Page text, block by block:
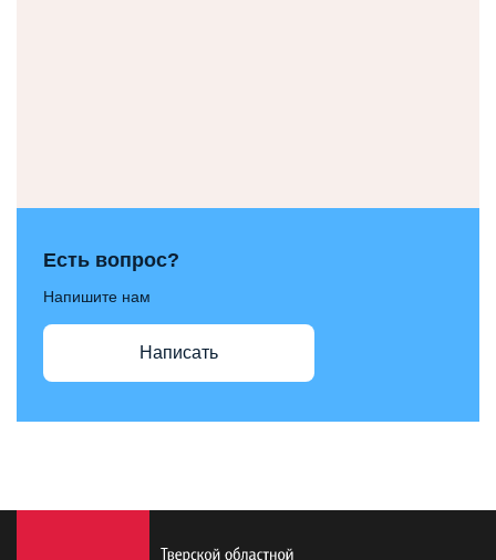
Есть вопрос?
Напишите нам
Написать